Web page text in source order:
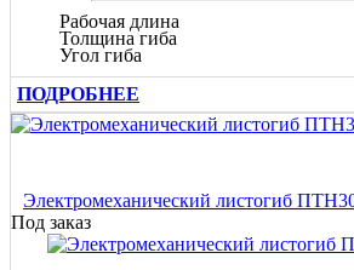
Рабочая длина
Толщина гиба
Угол гиба
ПОДРОБНЕЕ
Электромеханический листогиб
Под заказ